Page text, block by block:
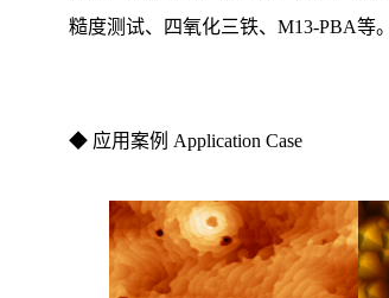
糙度测试、四氧化三铁、M13-PBA等。
◆ 应用案例 Application Case